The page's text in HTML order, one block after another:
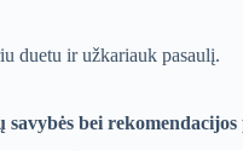
duetu ir užkariauk pasaulį.
savybės bei